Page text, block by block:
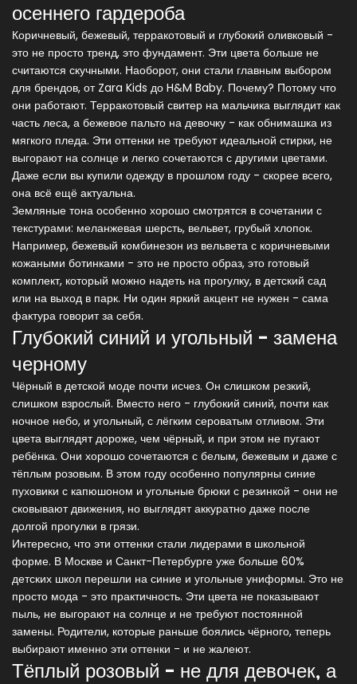
осеннего гардероба
Коричневый, бежевый, терракотовый и глубокий оливковый -
это не просто тренд, это фундамент. Эти цвета больше не
считаются скучными. Наоборот, они стали главным выбором
для брендов, от Zara Kids до H&M Baby. Почему? Потому что
они работают. Терракотовый свитер на мальчика выглядит как
часть леса, а бежевое пальто на девочку - как обнимашка из
мягкого пледа. Эти оттенки не требуют идеальной стирки, не
выгорают на солнце и легко сочетаются с другими цветами.
Даже если вы купили одежду в прошлом году - скорее всего,
она всё ещё актуальна.
Земляные тона особенно хорошо смотрятся в сочетании с
текстурами: меланжевая шерсть, вельвет, грубый хлопок.
Например, бежевый комбинезон из вельвета с коричневыми
кожаными ботинками - это не просто образ, это готовый
комплект, который можно надеть на прогулку, в детский сад
или на выход в парк. Ни один яркий акцент не нужен - сама
фактура говорит за себя.
Глубокий синий и угольный - замена
черному
Чёрный в детской моде почти исчез. Он слишком резкий,
слишком взрослый. Вместо него - глубокий синий, почти как
ночное небо, и угольный, с лёгким сероватым отливом. Эти
цвета выглядят дороже, чем чёрный, и при этом не пугают
ребёнка. Они хорошо сочетаются с белым, бежевым и даже с
тёплым розовым. В этом году особенно популярны синие
пуховики с капюшоном и угольные брюки с резинкой - они не
сковывают движения, но выглядят аккуратно даже после
долгой прогулки в грязи.
Интересно, что эти оттенки стали лидерами в школьной
форме. В Москве и Санкт-Петербурге уже больше 60%
детских школ перешли на синие и угольные униформы. Это не
просто мода - это практичность. Эти цвета не показывают
пыль, не выгорают на солнце и не требуют постоянной
замены. Родители, которые раньше боялись чёрного, теперь
выбирают именно эти оттенки - и не жалеют.
Тёплый розовый - не для девочек, а